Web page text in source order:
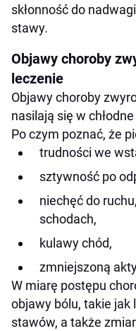
skłonność do
stawy.
Objawy choroby
leczenie
Objawy choroby
nasilają się w
Po czym poznać, że
trudności we
sztywność po
niechęć do
schodach,
kulawy chód,
zmniejszoną
W miarę postępu
objawy bólu, takie jak
stawów, a także